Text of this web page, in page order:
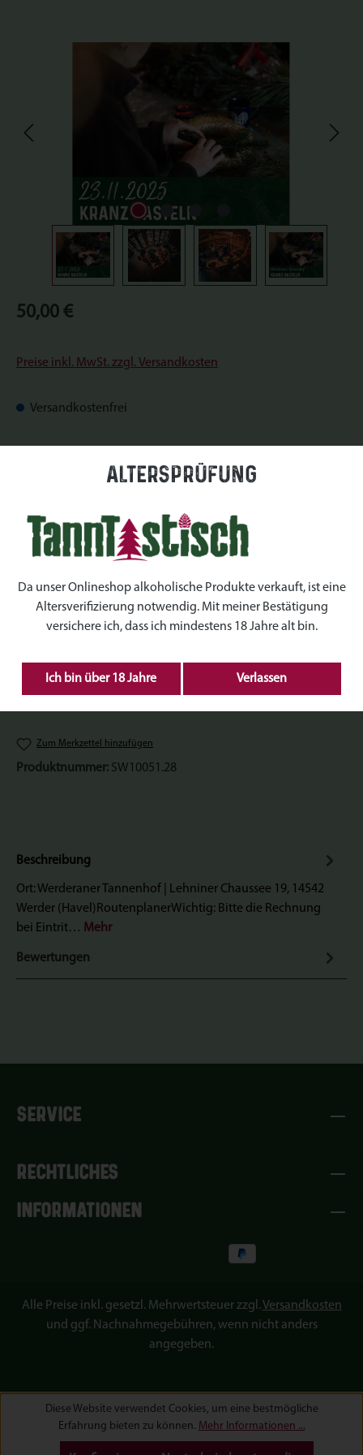
Regulärer Preis:
50,00 €
Preise inkl. MwSt. zzgl. Versandkosten
Versandkostenfrei
Uhrzeitenauswählen
auswählen
Produkt Anzahl: Gib den gewünschten Wert
IN DEN WARENKORB
Zum Merkzettel hinzufügen
Produktnummer: SW10051.28
Beschreibung
Ort: Werderaner Tannenhof | Lehniner Chaussee 19, 14542
Werder (Havel)RoutenplanerWichtig: Bitte die Rechnung
bei Eintrit… Mehr
Bewertungen
SERVICE
RECHTLICHES
INFORMATIONEN
Alle Preise inkl. gesetzl. Mehrwertsteuer zzgl. Versandkosten
und ggf. Nachnahmegebühren, wenn nicht anders
angegeben.
Diese Website verwendet Cookies, um eine bestmögliche
Erfahrung bieten zu können. Mehr Informationen ...
Altersprüfung
Da unser Onlineshop alkoholische Produkte verkauft, ist eine
Altersverifizierung notwendig. Mit meiner Bestätigung
versichere ich, dass ich mindestens 18 Jahre alt bin.
Ich bin über 18 Jahre Verlassen